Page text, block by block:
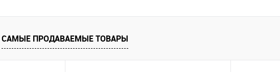
САМЫЕ ПРОДАВАЕМЫЕ ТОВАРЫ